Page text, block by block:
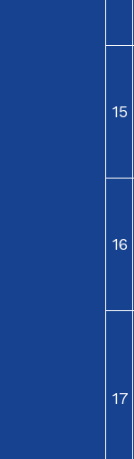
15
16
17